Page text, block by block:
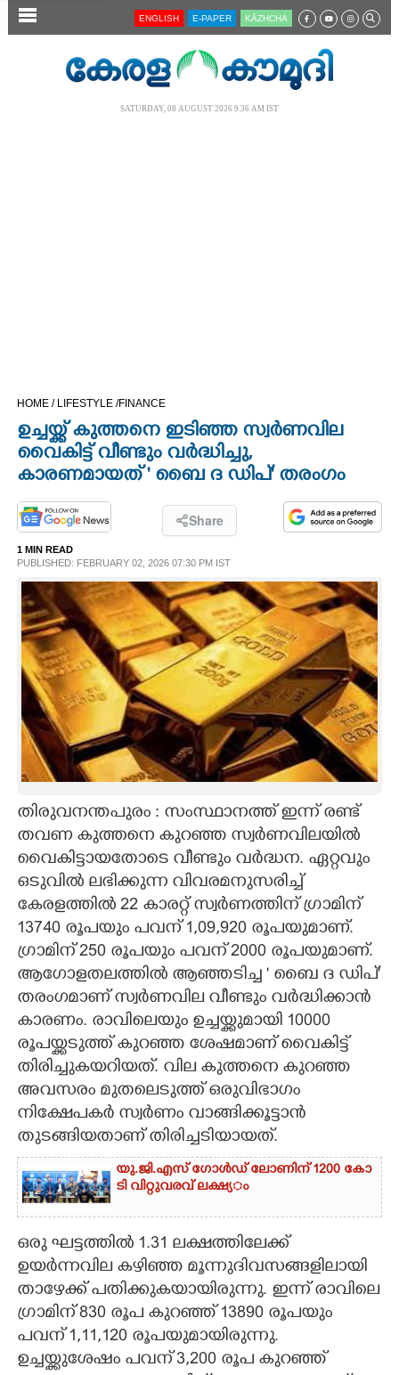
SECTIONS
OPINION
PHOTOS
LIFESTYLE
SPIRITUAL
INFO+
ART
ASTRO
CARTOONS
LITERATURE
ZOOM
CONTACT US
ENGLISH E-PAPER KĀZHCHA
SATURDAY, 08 AUGUST 2026 9.36 AM IST
HOME / LIFESTYLE /FINANCE
ഉച്ചയ്ക്ക് കുത്തനെ ഇ‌‌ടിഞ്ഞ സ്വർണവില
വൈകിട്ട് വീണ്ടും വർദ്ധിച്ചു,​
കാരണമായത് ' ബൈ ദ ഡിപ്' തരംഗം
Share
1 MIN READ
PUBLISHED: FEBRUARY 02, 2026 07:30 PM IST
തിരുവനന്തപുരം : സംസ്ഥാനത്ത് ഇന്ന് രണ്ട്
തവണ കുത്തനെ കുറഞ്ഞ സ്വർണവിലയിൽ
വൈകിട്ടായതോടെ വീണ്ടും വർദ്ധന. ഏറ്റവും
ഒടുവിൽ ലഭിക്കുന്ന വിവരമനുസരിച്ച്
കേരളത്തിൽ 22 കാരറ്റ് സ്വർ‌ണത്തിന് ഗ്രാമിന്
13740 രൂപയും പവന് 1,​09,​920 രൂപയുമാണ്.
ഗ്രാമിന് 250 രൂപയും പവന് 2000 രൂപയുമാണ്.
ആഗോളതലത്തിൽ ആഞ്ഞടിച്ച ' ബൈ ദ ഡിപ്'
തരംഗമാണ് സ്വ‌ർണവില വീണ്ടും വർദ്ധിക്കാൻ
കാരണം. രാവിലെയും ഉച്ചയ്ക്കുമായി 10000
രൂപയ്ക്കടുത്ത് കുറഞ്ഞ ശേഷമാണ് വൈകിട്ട്
തിരിച്ചുകയറിയത്. വില കുത്തനെ കുറഞ്ഞ
അവസരം മുതലെടുത്ത് ഒരുവിഭാഗം
നിക്ഷേപകർ സ്വർണം വാങ്ങിക്കൂട്ടാൻ
തുടങ്ങിയതാണ് തിരിച്ചടിയായത്.
യു.​ജി.​എ​സ് ​ഗോ​ൾ​ഡ് ​ലോണിന് 1200​ ​കോ​
ടി​ ​വി​റ്റു​വ​ര​വ് ​ല​ക്ഷ്യ​ം
ഒരു ഘട്ടത്തിൽ 1.31 ലക്ഷത്തിലേക്ക്
ഉയർന്നവില കഴിഞ്ഞ മൂന്നുദിവസങ്ങളിലായി
താഴേക്ക് പതിക്കുകയായിരുന്നു. ഇന്ന് രാവിലെ
ഗ്രാമിന് 830 രൂപ കുറഞ്ഞ് 13890 രൂപയും
പവന് 1,​11,​120 രൂപയുമായിരുന്നു.
ഉച്ചയ്ക്കുശേഷം പവന് 3,200 രൂപ കുറഞ്ഞ്